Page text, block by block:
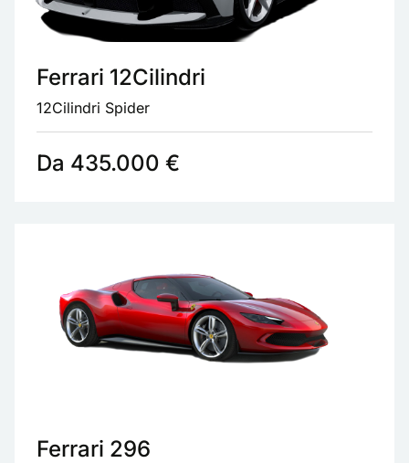
Ferrari 12Cilindri
12Cilindri Spider
Da 435.000 €
Ferrari 296